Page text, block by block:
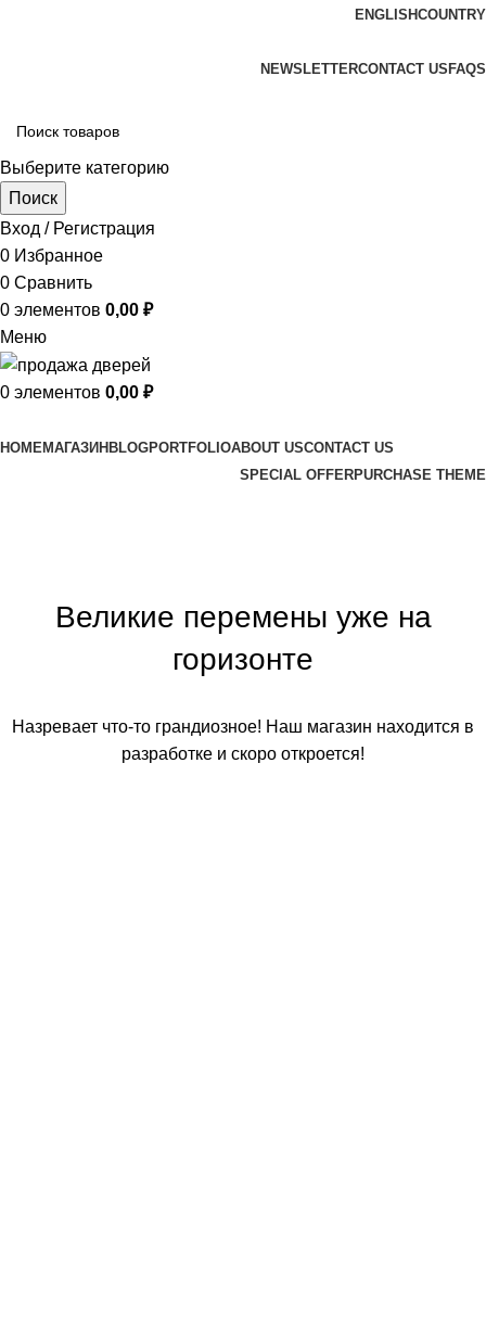
ENGLISHCOUNTRY
NEWSLETTERCONTACT US FAQS
Выберите категорию
Поиск
Вход / Регистрация
0 Избранное
0 Сравнить
0 элементов 0,00 ₽
Меню
0 элементов 0,00 ₽
HOMEМАГАЗИН BLOGPORTFOLIOABOUT USCONTACT US
SPECIAL OFFERPURCHASE THEME
Великие перемены уже на
горизонте
Назревает что-то грандиозное! Наш магазин находится в
разработке и скоро откроется!